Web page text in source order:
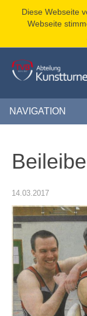
Diese Webseite
Webseite
NAVIGATION
14.03.2017